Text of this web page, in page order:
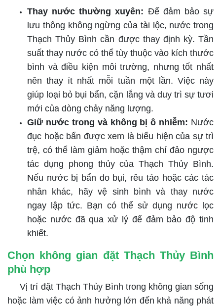
Thay nước thường xuyên: Để đảm bảo sự
lưu thông không ngừng của tài lộc, nước trong
Thạch Thủy Bình cần được thay định kỳ. Tần
suất thay nước có thể tùy thuộc vào kích thước
bình và điều kiện môi trường, nhưng tốt nhất
nên thay ít nhất mỗi tuần một lần. Việc này
giúp loại bỏ bụi bẩn, cặn lắng và duy trì sự tươi
mới của dòng chảy năng lượng.
Giữ nước trong và không bị ô nhiễm: Nước
đục hoặc bẩn được xem là biểu hiện của sự trì
trệ, có thể làm giảm hoặc thậm chí đảo ngược
tác dụng phong thủy của Thạch Thủy Bình.
Nếu nước bị bẩn do bụi, rêu tảo hoặc các tác
nhân khác, hãy vệ sinh bình và thay nước
ngay lập tức. Bạn có thể sử dụng nước lọc
hoặc nước đã qua xử lý để đảm bảo độ tinh
khiết.
Chọn không gian đặt Thạch Thủy Bình
phù hợp
Vị trí đặt Thạch Thủy Bình trong không gian sống
hoặc làm việc có ảnh hưởng lớn đến khả năng phát